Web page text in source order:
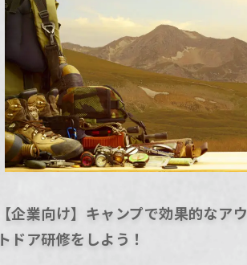
【企業向け】キャンプで効果的なアウ
トドア研修をしよう！